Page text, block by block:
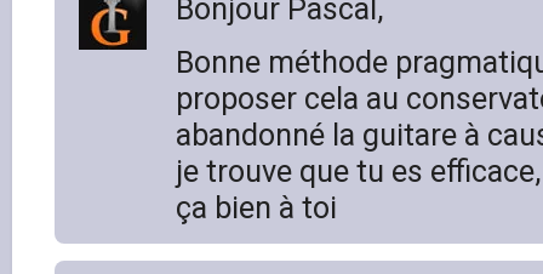
Bonjour Pascal,
Bonne méthode
proposer cela au
abandonné la guitare à
je trouve que tu es
ça bien à toi